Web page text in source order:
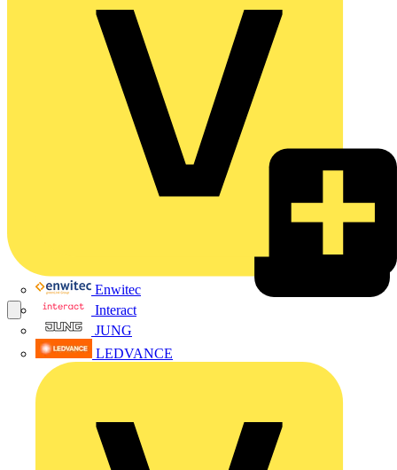
Enwitec
Interact
JUNG
LEDVANCE